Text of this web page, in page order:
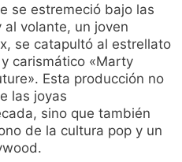
se estremeció bajo las
al volante, un joven
se catapultó al estrellato
carismático «Marty
Esta producción no
las joyas
sino que también
de la cultura pop y un